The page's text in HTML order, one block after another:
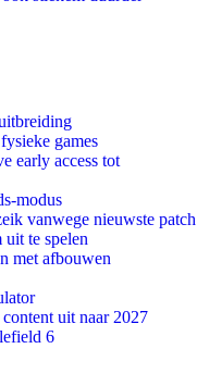
games
early access tot
modus
vanwege nieuwste patch
te spelen
met afbouwen
uit naar 2027
6